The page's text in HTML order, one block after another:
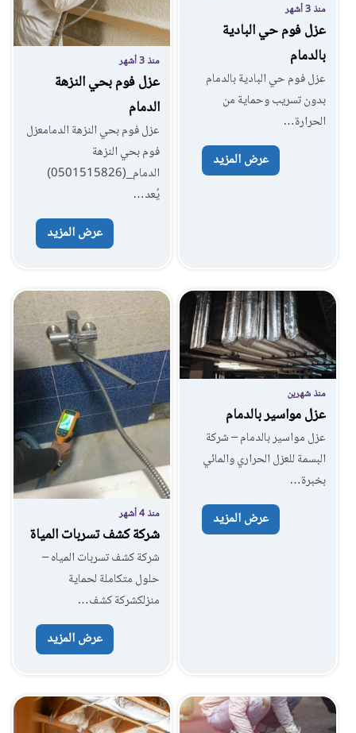
منذ 3 أشهر
عزل فوم حي البادية
بالدمام
عزل فوم حي البادية بالدمام
بدون تسريب وحماية من
الحرارة…
عرض المزيد
منذ 3 أشهر
عزل فوم بحي النزهة
الدمام
عزل فوم بحي النزهة الدمامعزل
فوم بحي النزهة
الدمام_(0501515826‎)
يُعد…
عرض المزيد
منذ شهرين
عزل مواسير بالدمام
عزل مواسير بالدمام – شركة
البسمة للعزل الحراري والمائي
بخبرة…
عرض المزيد منذ 4 أشهر
شركة كشف تسربات المياة
شركة كشف تسربات المياه –
حلول متكاملة لحماية
منزلكشركة كشف…
عرض المزيد